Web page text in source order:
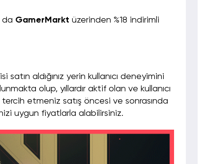
da GamerMarkt üzerinden %18 indirimli
aldığınız yerin kullanıcı deneyimini
olup, yıllardır aktif olan ve kullanıcı
etmeniz satış öncesi ve sonrasında
uygun fiyatlarla alabilirsiniz.